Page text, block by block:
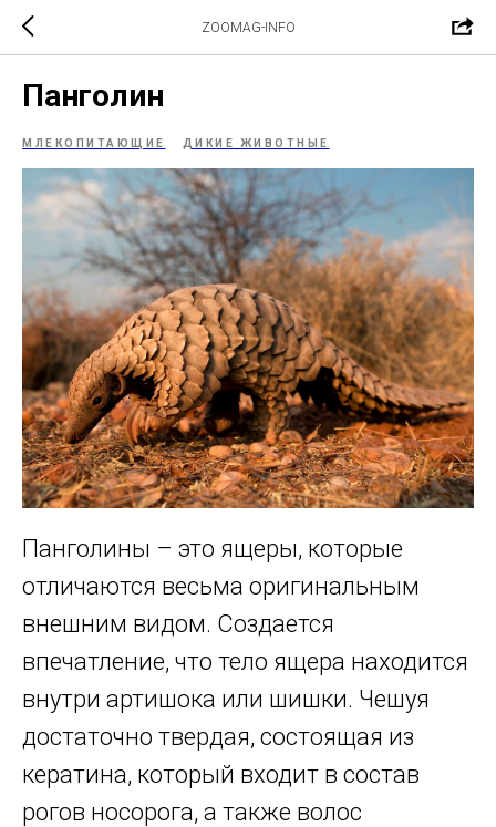
ZOOMAG-INFO
Панголин
МЛЕКОПИТАЮЩИЕ ДИКИЕ ЖИВОТНЫЕ
Панголины – это ящеры, которые
отличаются весьма оригинальным
внешним видом. Создается
впечатление, что тело ящера находится
внутри артишока или шишки. Чешуя
достаточно твердая, состоящая из
кератина, который входит в состав
рогов носорога, а также волос